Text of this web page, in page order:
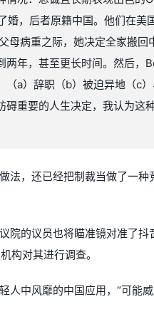
婚，后者原籍中国。他们在美
母病重之际，她决定全家搬回
两年，甚至更长时间。然后，
（a）辞职（b）被迫异地（c
碍重要的人生决定，我认为这
法，还已经把制裁当做了一种
院的议员也将瞄准镜对准了抖
构对其进行调查。
人中风靡的中国应用，“可能